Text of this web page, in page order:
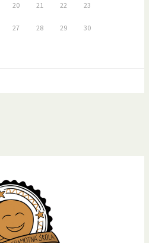
20 21 22 23
27 28 29 30